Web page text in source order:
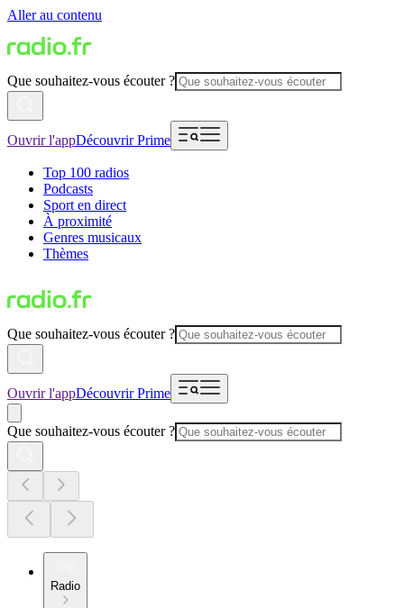
Aller au contenu
Que souhaitez-vous écouter ?
Ouvrir l'appDécouvrir Prime
Top 100 radios
Podcasts
Sport en direct
À proximité
Genres musicaux
Thèmes
Que souhaitez-vous écouter ?
Ouvrir l'appDécouvrir Prime
Que souhaitez-vous écouter ?
Radio